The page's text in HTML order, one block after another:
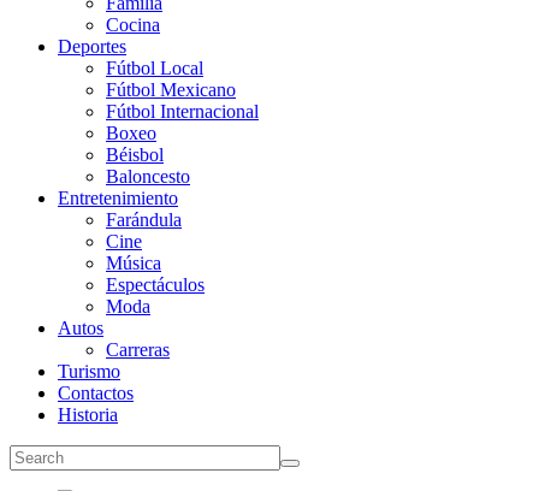
Cocina
Deportes
Fútbol Local
Fútbol Mexicano
Fútbol Internacional
Boxeo
Béisbol
Baloncesto
Entretenimiento
Farándula
Cine
Música
Espectáculos
Moda
Autos
Carreras
Turismo
Contactos
Historia